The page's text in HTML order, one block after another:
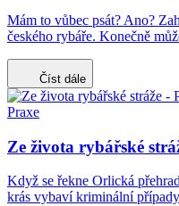
Mám to vůbec psát? Ano?
českého rybáře. Konečně
Číst dále
Praxe
Ze života rybářské
Když se řekne Orlická
krás vybaví kriminální